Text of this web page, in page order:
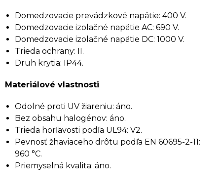
Domedzovacie prevádzkové napätie: 400 V.
Domedzovacie izolačné napätie AC: 690 V.
Domedzovacie izolačné napätie DC: 1000 V.
Trieda ochrany: II.
Druh krytia: IP44.
Materiálové vlastnosti
Odolné proti UV žiareniu: áno.
Bez obsahu halogénov: áno.
Trieda horľavosti podľa UL94: V2.
Pevnosť žhaviaceho drôtu podľa EN 60695-2-11:
960 °C.
Priemyselná kvalita: áno.